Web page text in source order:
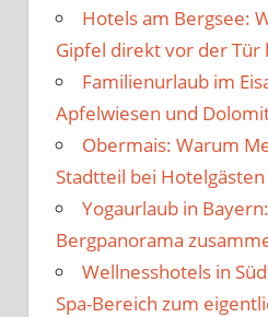
Hotels am Bergsee:
Gipfel direkt vor der Tür
Familienurlaub im
Apfelwiesen und
Obermais: Warum
Stadtteil bei
Yogaurlaub in
Bergpanorama
Wellnesshotels in
Spa-Bereich zum